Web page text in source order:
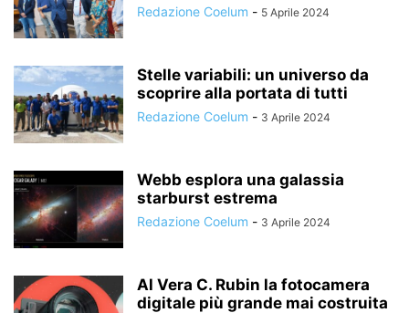
Redazione Coelum - 5 Aprile 2024
Stelle variabili: un universo da
scoprire alla portata di tutti
Redazione Coelum - 3 Aprile 2024
Webb esplora una galassia
starburst estrema
Redazione Coelum - 3 Aprile 2024
Al Vera C. Rubin la fotocamera
digitale più grande mai costruita